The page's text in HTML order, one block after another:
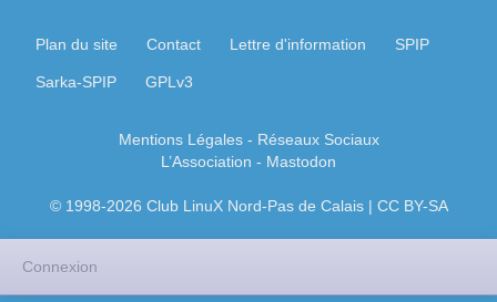
Plan du site Contact Lettre d'information SPIP
Sarka-SPIP GPLv3
Mentions Légales- Réseaux Sociaux
L’Association - Mastodon
© 1998-2026 Club LinuX Nord-Pas de Calais | CC BY-SA
Connexion